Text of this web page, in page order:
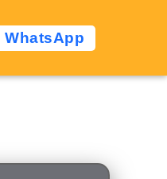
WhatsApp